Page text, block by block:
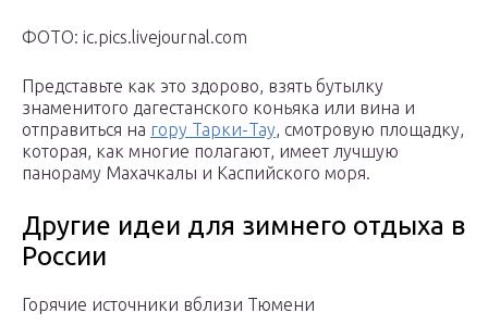
ФОТО: ic.pics.livejournal.com
Представьте как это здорово, взять бутылку
знаменитого дагестанского коньяка или вина и
отправиться на гору Тарки-Тау, смотровую площадку,
которая, как многие полагают, имеет лучшую
панораму Махачкалы и Каспийского моря.
Другие идеи для зимнего отдыха в
России
Горячие источники вблизи Тюмени